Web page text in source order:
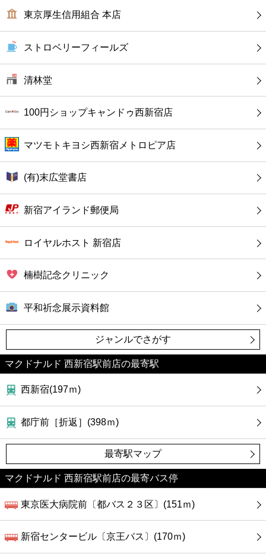
銀行
公共
病院
ホテル
東京厚生信用組合 本店
ストロベリーフィールズ
清林堂
100円ショップキャンドゥ西新宿店
マツモトキヨシ西新宿メトロピア店
(有)末広堂書店
新宿アイランド郵便局
ロイヤルホスト 新宿店
楠樹記念クリニック
平和祈念展示資料館
ジャンルでさがす
マクドナルド 西新宿駅前店の最寄駅
西新宿(197ｍ)
都庁前［折返］(398ｍ)
最寄駅マップ
マクドナルド 西新宿駅前店の最寄バス停
東京医大病院前〔都バス２３区〕(151ｍ)
新宿センタービル〔京王バス〕(170ｍ)